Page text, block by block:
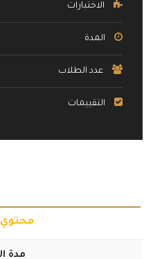
الاختبارات
المدة
عدد الطلاب
التقييمات
محتوي
مدة